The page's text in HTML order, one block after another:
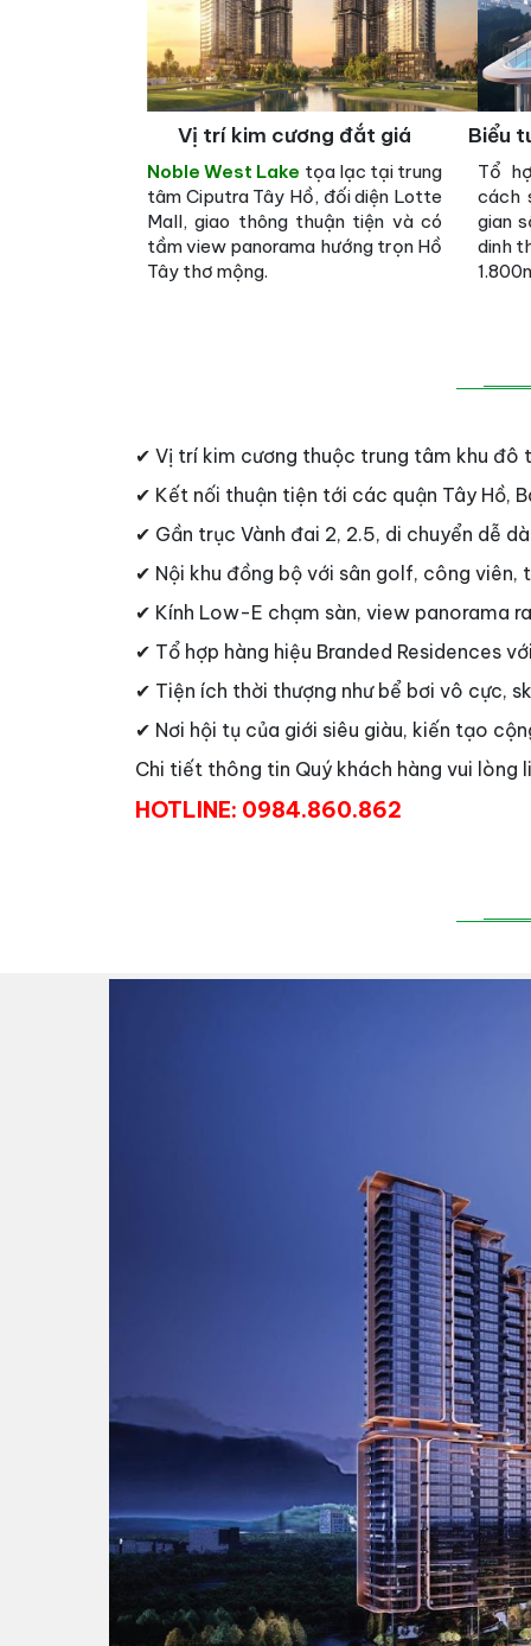
Vị trí kim cương đắt giá
Noble West Lake tọa lạc tại trung
tâm Ciputra Tây Hồ, đối diện Lotte
Mall, giao thông thuận tiện và có
tầm view panorama hướng trọn Hồ
Tây thơ mộng.
Biểu
Tổ
cách
gian
dinh
✔ Vị trí kim cương thuộc trung tâm khu đô
✔ Kết nối thuận tiện tới các quận Tây Hồ,
✔ Gần trục Vành đai 2, 2.5, di chuyển dễ
✔ Nội khu đồng bộ với sân golf, công viên,
✔ Kính Low-E chạm sàn, view panorama
✔ Tổ hợp hàng hiệu Branded Residences
✔ Tiện ích thời thượng như bể bơi vô cực,
✔ Nơi hội tụ của giới siêu giàu, kiến tạo
Chi tiết thông tin Quý khách hàng vui lòng
HOTLINE: 0984.860.862